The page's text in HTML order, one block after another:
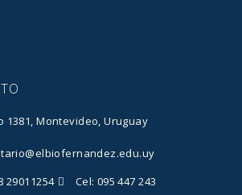
1381, Montevideo, Uruguay
29011254
Cel: 095 447 243